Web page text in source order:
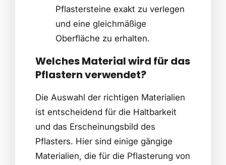
Pflastersteine exakt zu verlegen
und eine gleichmäßige
Oberfläche zu erhalten.
Welches Material wird für das
Pflastern verwendet?
Die Auswahl der richtigen Materialien
ist entscheidend für die Haltbarkeit
und das Erscheinungsbild des
Pflasters. Hier sind einige gängige
Materialien, die für die Pflasterung von